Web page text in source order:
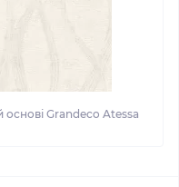
основі Grandeco Atessa